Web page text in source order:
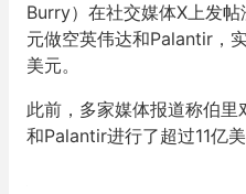
Burry）在社交媒体X上发
元做空英伟达和Palantir，
美元。
此前，多家媒体报道称伯
和Palantir进行了超过11亿